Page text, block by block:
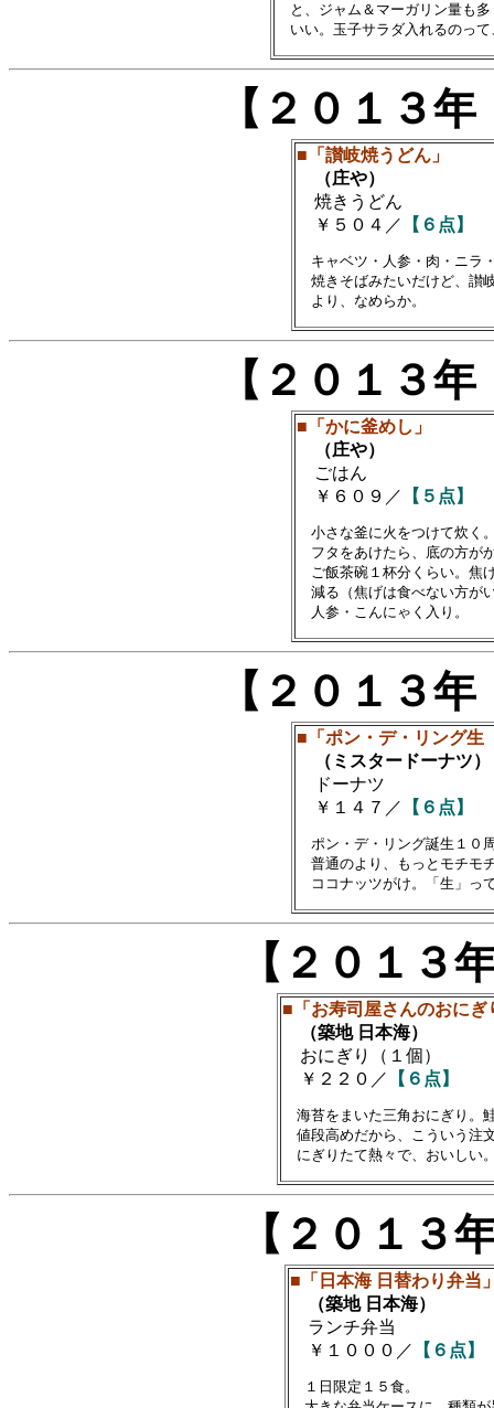
と、ジャム＆マーガリン量も多
【２０１３
■「讃岐焼うどん」
（庄や）
焼きうどん
￥５０４／
【６点】
キャベツ・人参・肉・ニラ
焼きそばみたいだけど、讃
【２０１３
■「かに釜めし」
（庄や）
ごはん
￥６０９／
【５点】
小さな釜に火をつけて炊く
フタをあけたら、底の方が
ご飯茶碗１杯分くらい。焦
減る（焦げは食べない方が
【２０１３
■「ポン・デ・リング
（ミスタードーナツ）
ドーナツ
￥１４７／
【６点】
ポン・デ・リング誕生１０
普通のより、もっとモチモ
【２０１
■「お寿司屋さんのおにぎ
（築地 日本海）
おにぎり（１個）
￥２２０／
【６点】
海苔をまいた三角おにぎり。
値段高めだから、こういう注
【２０１
■「日本海 日替わり弁当
（築地 日本海）
ランチ弁当
￥１０００／ 【６点】
１日限定１５食。